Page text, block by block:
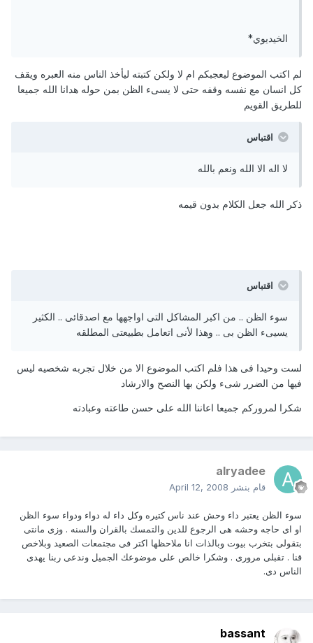
الخيديوي*
لم اكتب الموضوع ليعجبكم ام لا ولكن كتبته ليأخذ الناس منه العبره ويقف
كل انسان مع نفسه وقفه حتى لا يسىء الظن بمن حوله هدانا الله جميعا
للطريق القويم
اقتباس
لا اله الا الله ونعم بالله
ذكر الله جعل الكلام بدون قيمه
اقتباس
سوء الظن .. من اكبر المشاكل التى اواجهها مع اصدقائى .. الكثير
يسيىء الظن بى .. وهذا لأنى اتعامل بطبيعتى المطلقه
لست وحيدا فى هذا فلم اكتب الموضوع الا من خلال تجربه شخصيه ليس
فيها من الضرر شىء ولكن بها النصح والارشاد
شكرا لمروركم جميعا اعاننا الله على حسن طاعته وعبادته
alryadee
قام بنشر April 12, 2008
سوء الظن يعتبر داء وحش عند ناس كتيره وكل داء له دواء ودواء سوء الظن
او اى حاجه وحشه هى الرجوع للدين والتمسك بالقران والسنه . وزى مانتى
بتقولى بتخرب بيوت وبالذات انا ملاحظها اكتر فى مجتمعات الصعيد وبلاخص
قنا . تقبلى مرورى . وشكرا خالص على موضوعك الجميل وندعى ربنا يهدى
الناس دى.
bassant